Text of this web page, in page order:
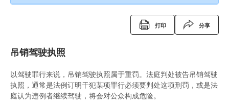
签保守行为
警司警诫计划
《罪犯自新条例》
打印 分享
吊销驾驶执照
以驾驶罪行来说，吊销驾驶执照属于重罚。法庭判处被告吊销驾驶
执照，通常是法例订明干犯某项罪行必须要判处这项刑罚，或是法
庭认为违例者继续驾驶，将会对公众构成危险。